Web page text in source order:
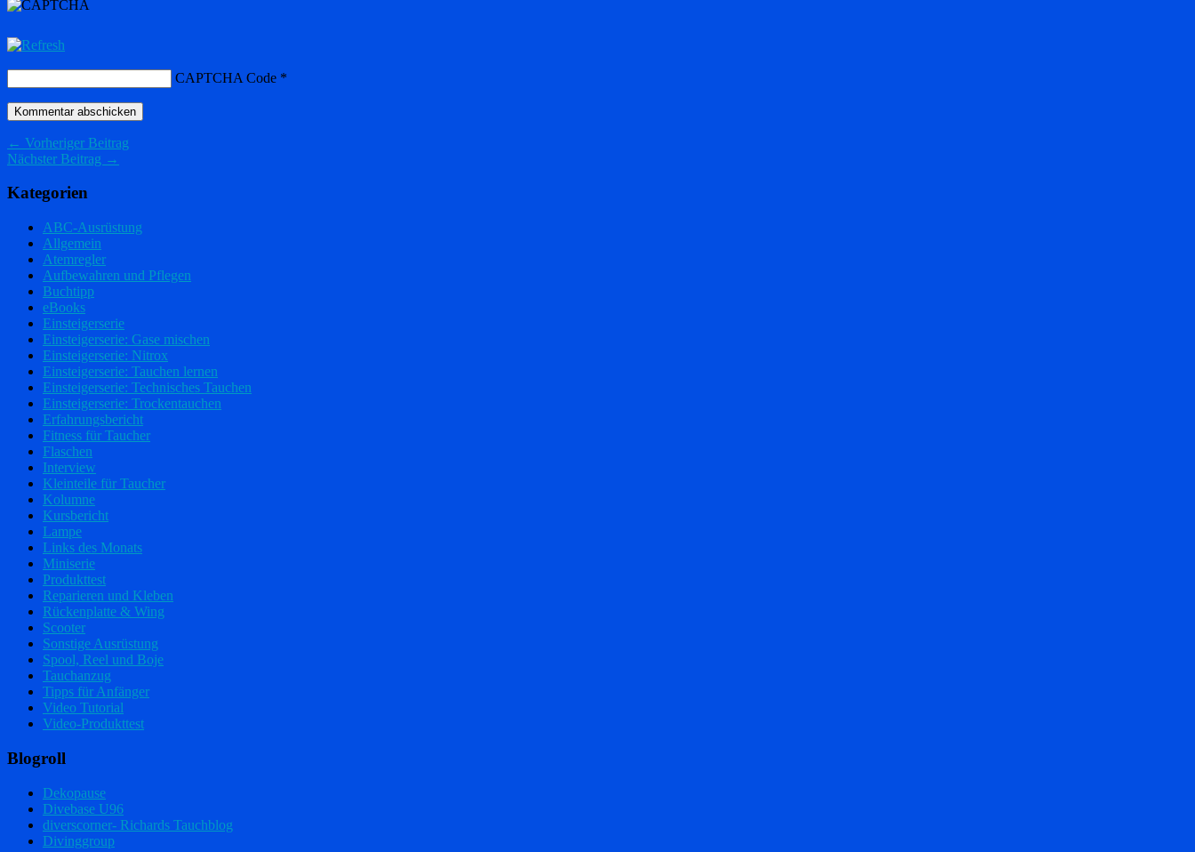
CAPTCHA Code *
← Vorheriger Beitrag
Nächster Beitrag →
Kategorien
ABC-Ausrüstung
Allgemein
Atemregler
Aufbewahren und Pflegen
Buchtipp
eBooks
Einsteigerserie
Einsteigerserie: Gase mischen
Einsteigerserie: Nitrox
Einsteigerserie: Tauchen lernen
Einsteigerserie: Technisches Tauchen
Einsteigerserie: Trockentauchen
Erfahrungsbericht
Fitness für Taucher
Flaschen
Interview
Kleinteile für Taucher
Kolumne
Kursbericht
Lampe
Links des Monats
Miniserie
Produkttest
Reparieren und Kleben
Rückenplatte & Wing
Scooter
Sonstige Ausrüstung
Spool, Reel und Boje
Tauchanzug
Tipps für Anfänger
Video Tutorial
Video-Produkttest
Blogroll
Dekopause
Divebase U96
diverscorner- Richards Tauchblog
Divinggroup